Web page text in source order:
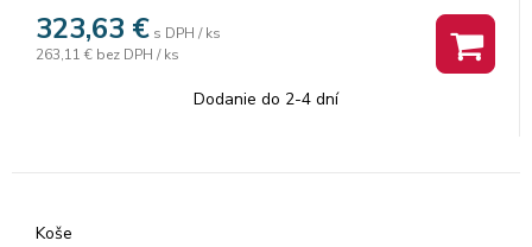
323,63 € s DPH / ks
263,11 € bez DPH / ks
Dodanie do 2-4 dní
Koše